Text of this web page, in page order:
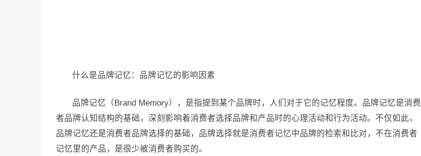
什么是品牌记忆：品牌记忆的影响因素
品牌记忆（Brand Memory），是指提到某个品牌时，人们对于它的记忆程度。品牌记忆是消费
者品牌认知结构的基础，深刻影响着消费者选择品牌和产品时的心理活动和行为活动。不仅如此，
品牌记忆还是消费者品牌选择的基础，品牌选择就是消费者记忆中品牌的检索和比对，不在消费者
记忆里的产品，是很少被消费者购买的。